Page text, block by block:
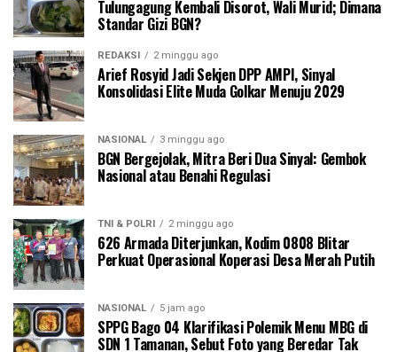
Tulungagung Kembali Disorot, Wali Murid; Dimana
Standar Gizi BGN?
REDAKSI 2 minggu ago
Arief Rosyid Jadi Sekjen DPP AMPI, Sinyal
Konsolidasi Elite Muda Golkar Menuju 2029
NASIONAL 3 minggu ago
BGN Bergejolak, Mitra Beri Dua Sinyal: Gembok
Nasional atau Benahi Regulasi
TNI & POLRI 2 minggu ago
626 Armada Diterjunkan, Kodim 0808 Blitar
Perkuat Operasional Koperasi Desa Merah Putih
NASIONAL 5 jam ago
SPPG Bago 04 Klarifikasi Polemik Menu MBG di
SDN 1 Tamanan, Sebut Foto yang Beredar Tak